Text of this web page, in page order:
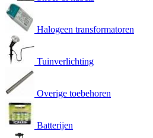
Halogeen transformatoren
Tuinverlichting
Overige toebehoren
Batterijen